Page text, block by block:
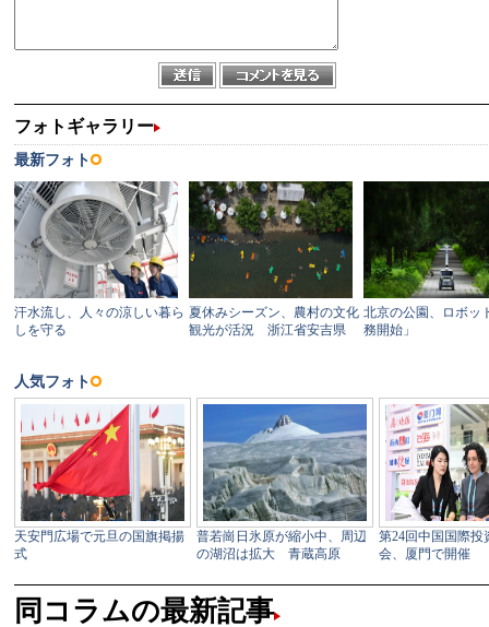
同コラムの最新記事